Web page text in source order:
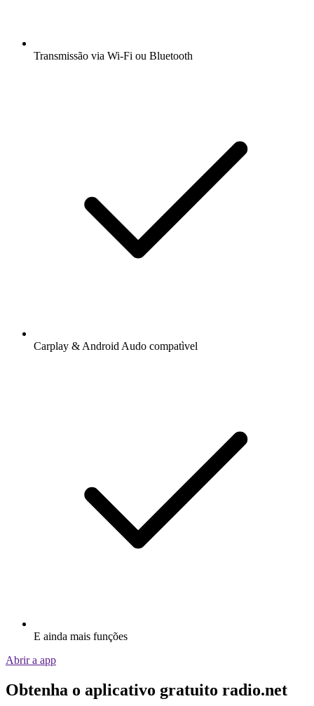
Transmissão via Wi-Fi ou Bluetooth
Carplay & Android Audo compatìvel
E ainda mais funções
Abrir a app
Obtenha o aplicativo gratuito radio.net